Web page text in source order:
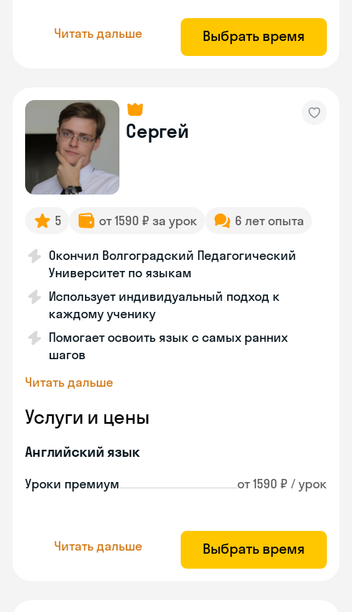
Читать дальше Выбрать время
Сергей
5 от 1590 ₽ за урок 6 лет опыта
Окончил Волгоградский Педагогический
Университет по языкам
Использует индивидуальный подход к
каждому ученику
Помогает освоить язык с самых ранних
шагов
Читать дальше
Услуги и цены
Английский язык
Уроки премиум от 1590 ₽ / урок
Читать дальше Выбрать время